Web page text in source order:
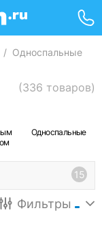
/ Односпальные
(336 товаров)
Односпальные
15
Фильтры